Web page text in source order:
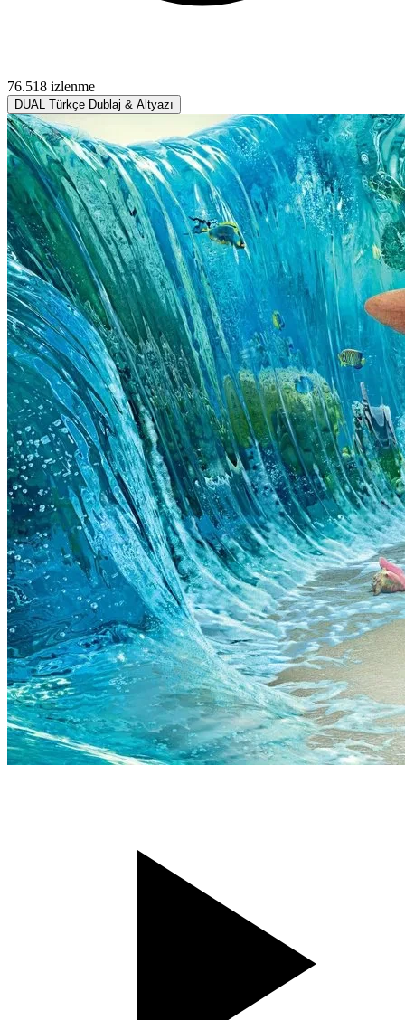
76.518 izlenme
DUAL Türkçe Dublaj & Altyazı